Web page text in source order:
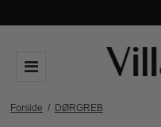
DØRGREB
Forside / DØRGREB